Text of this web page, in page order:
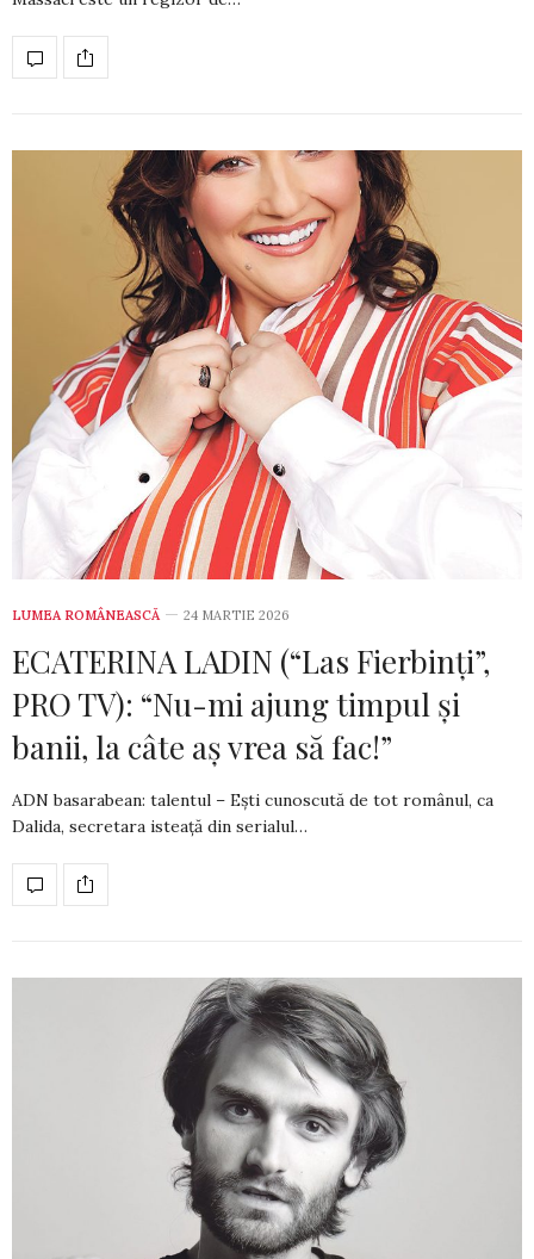
LUMEA ROMÂNEASCĂ 24 MARTIE 2026
ECATERINA LADIN (“Las Fierbinți”,
PRO TV): “Nu-mi ajung timpul și
banii, la câte aș vrea să fac!”
ADN basarabean: talentul – Ești cunoscută de tot românul, ca
Dalida, ­secretara isteață din serialul…